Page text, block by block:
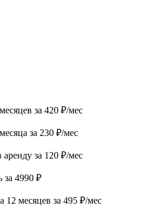
за 420 ₽/мес
за 230 ₽/мес
за 120 ₽/мес
за 4990 ₽
12 месяцев за 495 ₽/мес